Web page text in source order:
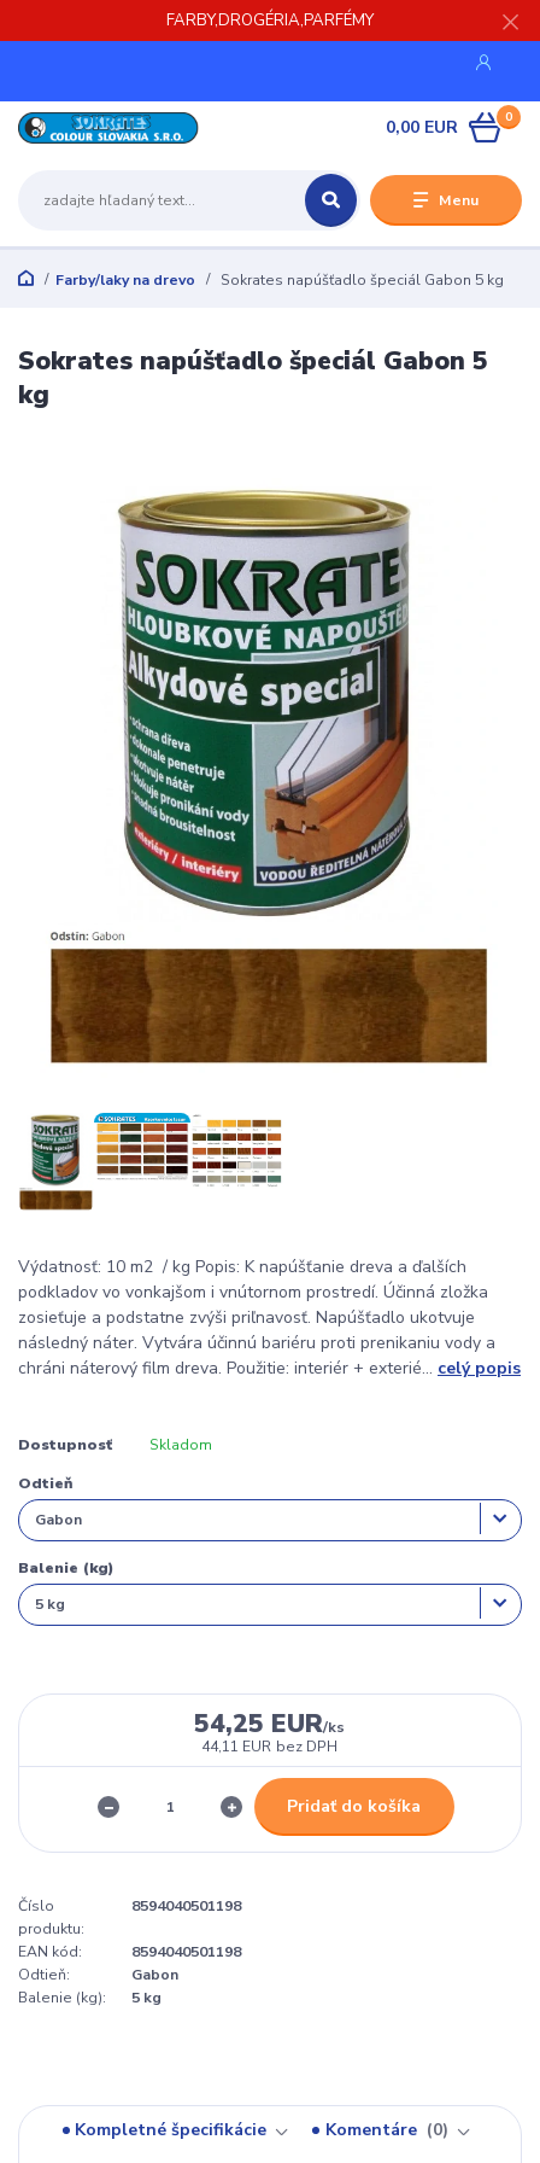
FARBY,DROGÉRIA,PARFÉMY
Menu
0
0,00 EUR
Farby/laky na drevo Sokrates napúšťadlo špeciál Gabon 5 kg
Sokrates napúšťadlo špeciál Gabon 5
kg
Výdatnosť: 10 m2 / kg Popis: K napúšťanie dreva a ďalších
podkladov vo vonkajšom i vnútornom prostredí. Účinná zložka
zosieťuje a podstatne zvýši priľnavosť. Napúšťadlo ukotvuje
následný náter. Vytvára účinnú bariéru proti prenikaniu vody a
chráni náterový film dreva. Použitie: interiér + exterié... celý popis
Dostupnosť Skladom
Odtieň
Balenie (kg)
54,25 EUR/ks
44,11 EUR bez DPH
Pridať do košíka
Číslo
produktu:
8594040501198
EAN kód:
8594040501198
Odtieň:
Gabon
Balenie (kg):
5 kg
Kompletné špecifikácie Komentáre
0